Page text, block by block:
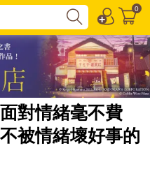
0
對情緒毫不費
被情緒壞好事的